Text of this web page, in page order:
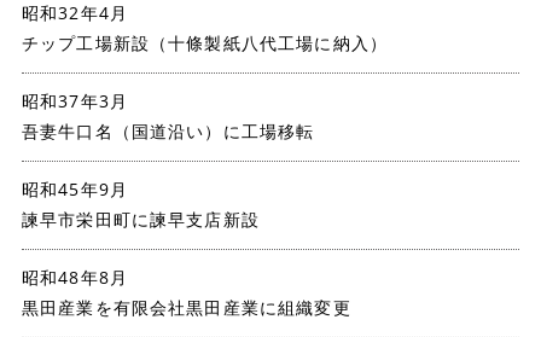
昭和32年4月
チップ工場新設（十條製紙八代工場に納入）
昭和37年3月
吾妻牛口名（国道沿い）に工場移転
昭和45年9月
諫早市栄田町に諫早支店新設
昭和48年8月
黒田産業を有限会社黒田産業に組織変更